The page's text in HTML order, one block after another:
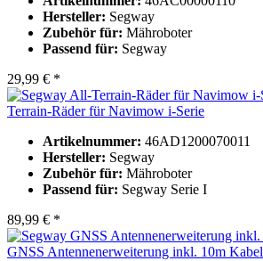
Hersteller: Segway
Zubehör für: Mähroboter
Passend für: Segway
29,99 € *
Terrain-Räder für Navimow i-Serie
Artikelnummer: 46AD1200070011
Hersteller: Segway
Zubehör für: Mähroboter
Passend für: Segway Serie I
89,99 € *
GNSS Antennenerweiterung inkl. 10m Kabel